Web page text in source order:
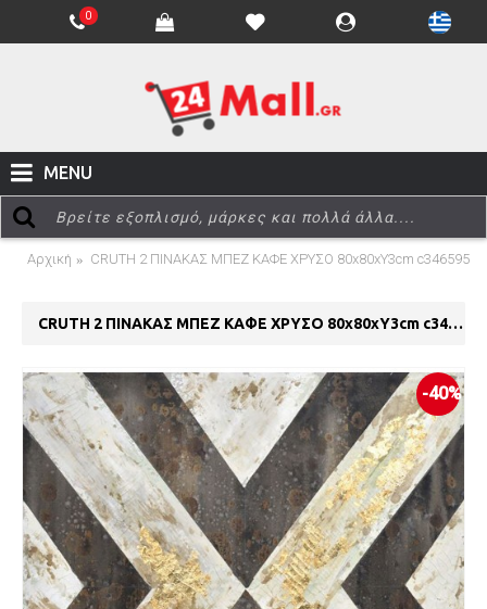
0
MENU
Αρχική CRUTH 2 ΠΙΝΑΚΑΣ ΜΠΕΖ ΚΑΦΕ ΧΡΥΣΟ 80x80xΥ3cm c346595
CRUTH 2 ΠΙΝΑΚΑΣ ΜΠΕΖ ΚΑΦΕ ΧΡΥΣΟ 80x80xΥ3cm c346595
-40%